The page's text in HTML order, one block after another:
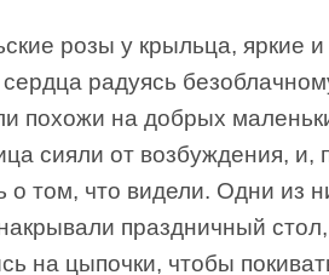
розы у крыльца, яркие
сердца радуясь
похожи на добрых
сияли от возбуждения, и,
о том, что видели. Одни из
праздничный
на цыпочки, чтобы